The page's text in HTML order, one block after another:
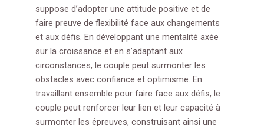
suppose d’adopter une attitude positive et de
faire preuve de flexibilité face aux changements
et aux défis. En développant une mentalité axée
sur la croissance et en s’adaptant aux
circonstances, le couple peut surmonter les
obstacles avec confiance et optimisme. En
travaillant ensemble pour faire face aux défis, le
couple peut renforcer leur lien et leur capacité à
surmonter les épreuves, construisant ainsi une